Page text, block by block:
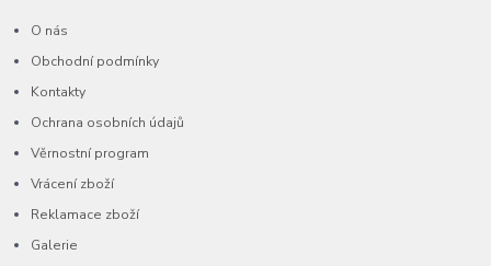
O nás
Obchodní podmínky
Kontakty
Ochrana osobních údajů
Věrnostní program
Vrácení zboží
Reklamace zboží
Galerie